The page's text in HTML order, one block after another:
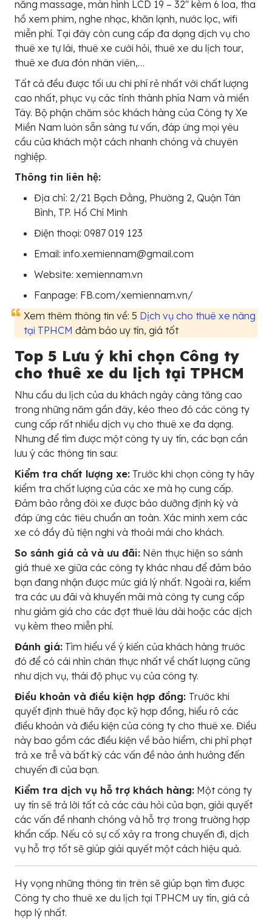
năng massage, màn hình LCD 19 – 32″ kèm 6 loa, tha
hồ xem phim, nghe nhạc, khăn lạnh, nước lọc, wifi
miễn phí. Tại đây còn cung cấp đa dạng dịch vụ cho
thuê xe tự lái, thuê xe cưới hỏi, thuê xe du lịch tour,
thuê xe đưa đón nhân viên,…
Tất cả đều được tối ưu chi phí rẻ nhất với chất lượng
cao nhất, phục vụ các tỉnh thành phía Nam và miền
Tây. Bộ phận chăm sóc khách hàng của Công ty Xe
Miền Nam luôn sẵn sàng tư vấn, đáp ứng mọi yêu
cầu của khách một cách nhanh chóng và chuyên
nghiệp.
Thông tin liên hệ:
Địa chỉ: 2/21 Bạch Đằng, Phường 2, Quận Tân
Bình, TP. Hồ Chí Minh
Điện thoại: 0987 019 123
Email: info.xemiennam@gmail.com
Website: xemiennam.vn
Fanpage: FB.com/xemiennam.vn/
Xem thêm thông tin về: 5 Dịch vụ cho thuê xe nâng
tại TPHCM đảm bảo uy tín, giá tốt
Top 5 Lưu ý khi chọn Công ty
cho thuê xe du lịch tại TPHCM
Nhu cầu du lịch của du khách ngày càng tăng cao
trong những năm gần đây, kéo theo đó các công ty
cung cấp rất nhiều dịch vụ cho thuê xe đa dạng.
Nhưng để tìm được một công ty uy tín, các bạn cần
lưu ý các thông tin sau:
Kiểm tra chất lượng xe: Trước khi chọn công ty hãy
kiểm tra chất lượng của các xe mà họ cung cấp.
Đảm bảo rằng đôi xe được bảo dưỡng định kỳ và
đáp ứng các tiêu chuẩn an toàn. Xác minh xem các
xe có đầy đủ tiện nghi và thoải mái cho khách.
So sánh giá cả và ưu đãi: Nên thực hiện so sánh
giá thuê xe giữa các công ty khác nhau để đảm bảo
bạn đang nhận được mức giá lý nhất. Ngoài ra, kiểm
tra các ưu đãi và khuyến mãi mà công ty cung cấp
như giảm giá cho các đợt thuê lâu dài hoặc các dịch
vụ kèm theo miễn phí.
Đánh giá: Tìm hiểu về ý kiến của khách hàng trước
đó để có cái nhìn chân thực nhất về chất lượng cũng
như dịch vụ, thái độ phục vụ của công ty.
Điều khoản và điều kiện hợp đồng: Trước khi
quyết định thuê hãy đọc kỹ hợp đồng, hiểu rõ các
điều khoản và điều kiện của công ty cho thuê xe. Điều
này bao gồm các điều kiện về bảo hiểm, chi phí phạt
trả xe trễ và bất kỳ các vấn đề nào ảnh hưởng đến
chuyến đi của bạn.
Kiểm tra dịch vụ hỗ trợ khách hàng: Một công ty
uy tín sẽ trả lời tất cả các câu hỏi của bạn, giải quyết
các vấn đề nhanh chóng và hỗ trợ trong trường hợp
khẩn cấp. Nếu có sự cố xảy ra trong chuyến đi, dịch
vụ hỗ trợ tốt sẽ giúp giải quyết một cách hiệu quả.
Hy vọng những thông tin trên sẽ giúp bạn tìm được
Công ty cho thuê xe du lịch tại TPHCM uy tín, giá cả
hợp lý nhất.